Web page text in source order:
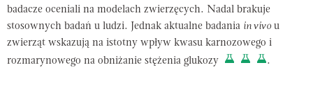
badacze oceniali na modelach zwierzęcych. Nadal brakuje
stosownych badań u ludzi. Jednak aktualne badania in vivou
zwierząt wskazują na istotny wpływ kwasu karnozowego i
rozmarynowego na obniżanie stężenia glukozy
.